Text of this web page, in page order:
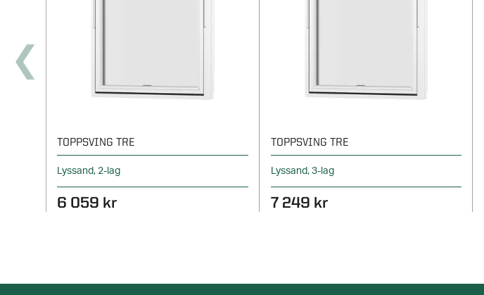
TOPPSVING TRE
Lyssand, 2-lag
6 059 kr
TOPPSVING TRE
Lyssand, 3-lag
7 249 kr